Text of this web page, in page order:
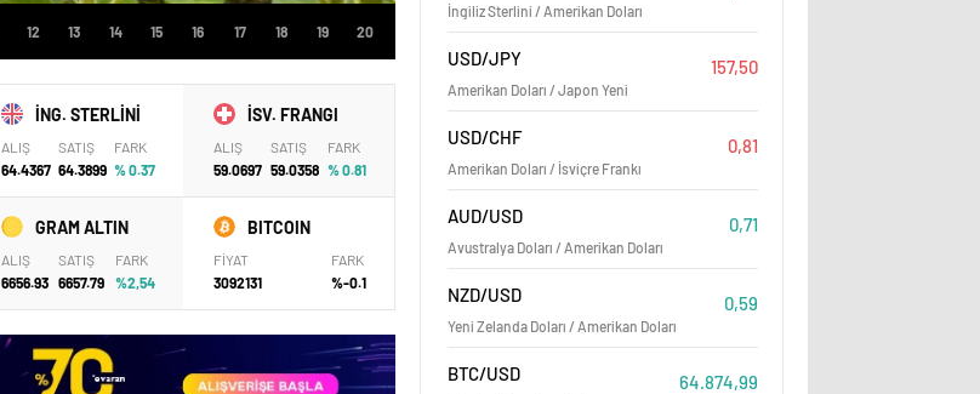
İNG. STERLİNİ
ALIŞ
64.4367
SATIŞ
64.3899
FARK
% 0.37
İSV. FRANGI
ALIŞ
59.0697
SATIŞ
59.0358
FARK
% 0.81
GRAM ALTIN
ALIŞ
6656.93
SATIŞ
6657.79
FARK
%2,54
BITCOIN
FİYAT
3092131
FARK
%-0.1
İngiliz Sterlini / Amerikan Doları
USD/JPY
Amerikan Doları / Japon Yeni
157,50
USD/CHF
Amerikan Doları / İsviçre Frankı
0,81
AUD/USD
Avustralya Doları / Amerikan Doları
0,71
NZD/USD
Yeni Zelanda Doları / Amerikan Doları
0,59
BTC/USD 64.874,99